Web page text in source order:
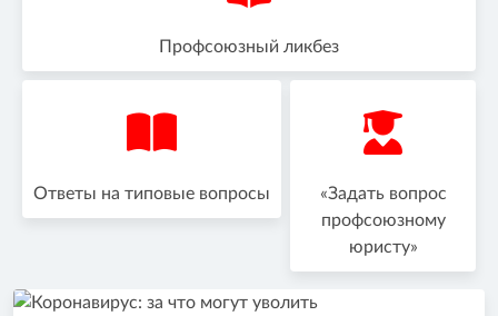
Профсоюзный ликбез
Ответы на типовые вопросы
«Задать вопрос
профсоюзному
юристу»